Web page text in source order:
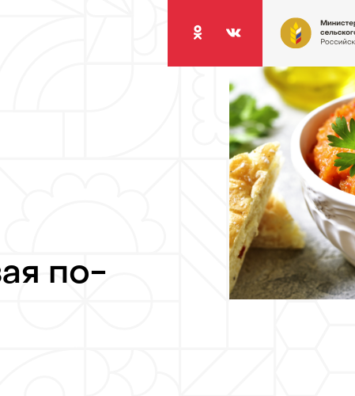
Министерство
сельского
хозяйства
Федерации
Одноклассники
Вконтакте
по-